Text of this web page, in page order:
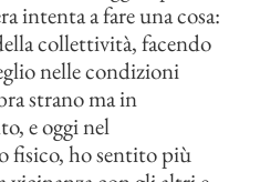
intenta a fare una cosa:
collettività, facendo
nelle condizioni
strano ma in
e oggi nel
fisico, ho sentito più